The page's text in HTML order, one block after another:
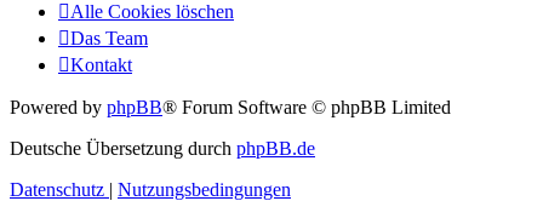
Alle Cookies löschen
Das Team
Kontakt
Powered by phpBB® Forum Software © phpBB Limited
Deutsche Übersetzung durch phpBB.de
Datenschutz | Nutzungsbedingungen